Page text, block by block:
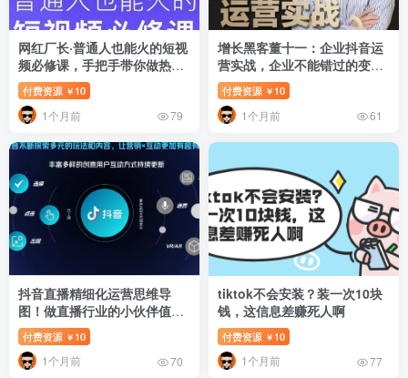
网红厂长·普通人也能火的短视
频必修课，手把手带你做热门
视频
付费资源 ￥ 10
1个月前 79
增长黑客董十一：企业抖音运
营实战，企业不能错过的变现
生态
付费资源 ￥ 10
1个月前 61
抖音直播精细化运营思维导
图！做直播行业的小伙伴值得
学习收藏的一份思维图
付费资源 ￥ 10
1个月前 70
tiktok不会安装？装一次10块
钱，这信息差赚死人啊
付费资源 ￥ 10
1个月前 77